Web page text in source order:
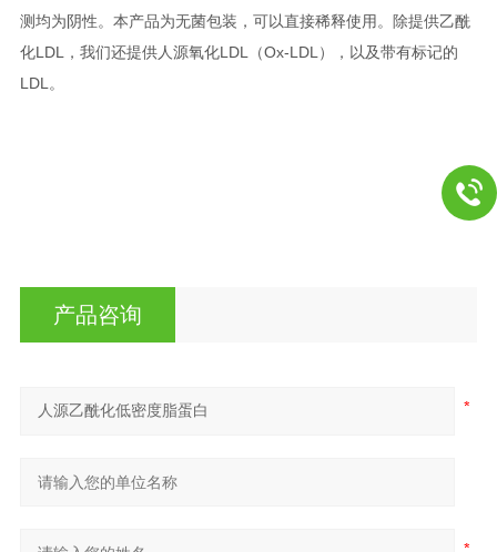
测均为阴性。本产品为无菌包装，可以直接稀释使用。除提供乙酰
化LDL，我们还提供人源氧化LDL（Ox-LDL），以及带有标记的
LDL 。
产品咨询